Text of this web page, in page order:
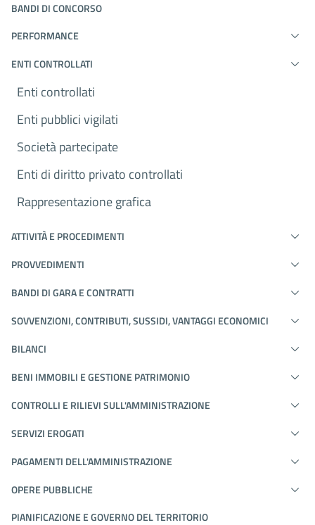
BANDI DI CONCORSO
PERFORMANCE
ENTI CONTROLLATI
Enti controllati
Enti pubblici vigilati
Società partecipate
Enti di diritto privato controllati
Rappresentazione grafica
ATTIVITÀ E PROCEDIMENTI
PROVVEDIMENTI
BANDI DI GARA E CONTRATTI
SOVVENZIONI, CONTRIBUTI, SUSSIDI, VANTAGGI ECONOMICI
BILANCI
BENI IMMOBILI E GESTIONE PATRIMONIO
CONTROLLI E RILIEVI SULL'AMMINISTRAZIONE
SERVIZI EROGATI
PAGAMENTI DELL'AMMINISTRAZIONE
OPERE PUBBLICHE
PIANIFICAZIONE E GOVERNO DEL TERRITORIO